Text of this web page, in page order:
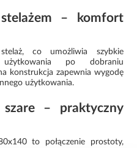
– komfort
co umożliwia szybkie
po dobraniu
konstrukcja zapewnia wygodę
użytkowania.
– praktyczny
to połączenie prostoty,